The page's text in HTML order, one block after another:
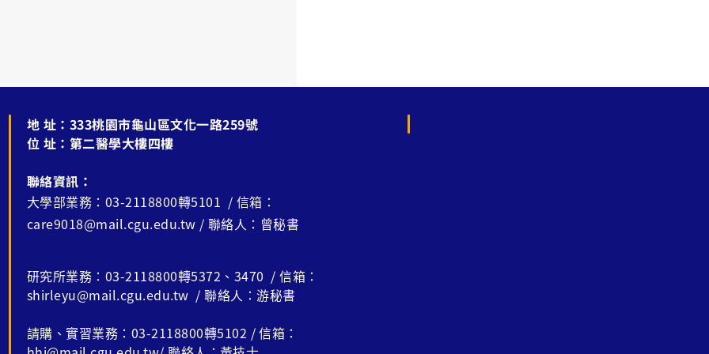
地 址： 333桃園市龜山區文化一路259號
位 址： 第二醫學大樓四樓
聯絡資訊：
大學部業務：03-2118800轉5101 / 信箱：
care9018@mail.cgu.edu.tw / 聯絡人：曾秘書
研究所業務：03-2118800轉5372、3470 / 信箱：
shirleyu@mail.cgu.edu.tw / 聯絡人：游秘書
請購、實習業務：03-2118800轉5102 / 信箱：